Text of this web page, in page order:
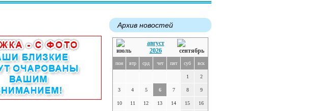
Архив новостей
август
2026
пон втр срд чет пят суб вск
1 2
3 4 5 6 7 8 9
10 11 12 13 14 15 16